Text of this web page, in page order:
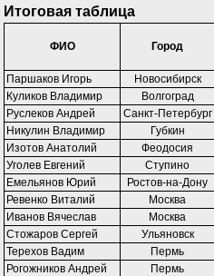
Итоговая таблица
ФИО Город
Паршаков Игорь
Новосибирск
Куликов Владимир
Волгоград
Руслеков Андрей
Санкт-Петербург
Никулин Владимир
Губкин
Изотов Анатолий
Феодосия
Уголев Евгений
Ступино
Емельянов Юрий
Ростов-на-Дону
Ревенко Виталий
Москва
Иванов Вячеслав
Москва
Стожаров Сергей
Ульяновск
Терехов Вадим
Пермь
Рогожников Андрей
Пермь